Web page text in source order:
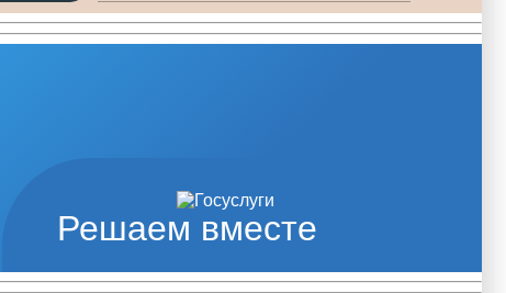
Решаем вместе